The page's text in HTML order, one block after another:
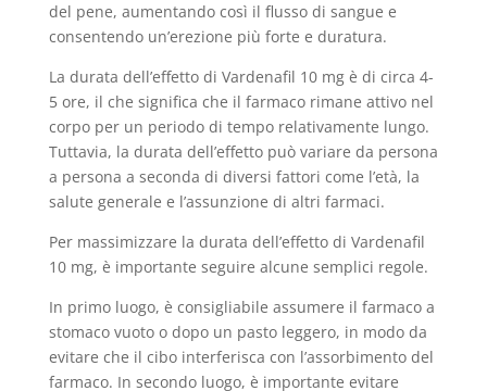
del pene, aumentando così il flusso di sangue e
consentendo un’erezione più forte e duratura.
La durata dell’effetto di Vardenafil 10 mg è di circa 4-
5 ore, il che significa che il farmaco rimane attivo nel
corpo per un periodo di tempo relativamente lungo.
Tuttavia, la durata dell’effetto può variare da persona
a persona a seconda di diversi fattori come l’età, la
salute generale e l’assunzione di altri farmaci.
Per massimizzare la durata dell’effetto di Vardenafil
10 mg, è importante seguire alcune semplici regole.
In primo luogo, è consigliabile assumere il farmaco a
stomaco vuoto o dopo un pasto leggero, in modo da
evitare che il cibo interferisca con l’assorbimento del
farmaco. In secondo luogo, è importante evitare